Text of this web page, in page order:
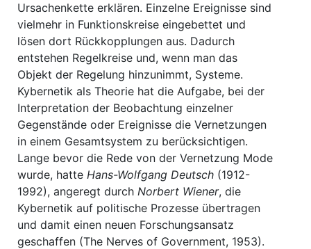
Ursachenkette erklären. Einzelne Ereignisse sind
vielmehr in Funktionskreise eingebettet und
lösen dort Rückkopplungen aus. Dadurch
entstehen Regelkreise und, wenn man das
Objekt der Regelung hinzunimmt, Systeme.
Kybernetik als Theorie hat die Aufgabe, bei der
Interpretation der Beobachtung einzelner
Gegenstände oder Ereignisse die Vernetzungen
in einem Gesamtsystem zu berücksichtigen.
Lange bevor die Rede von der Vernetzung Mode
wurde, hatte Hans-Wolfgang Deutsch (1912-
1992), angeregt durch Norbert Wiener, die
Kybernetik auf politische Prozesse übertragen
und damit einen neuen Forschungsansatz
geschaffen (The Nerves of Government, 1953).